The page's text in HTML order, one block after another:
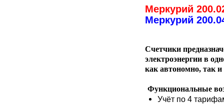
Меркурий
Меркурий
Счетчики
электроэнергии в
как автономно, так
Функциональные
Учёт по 4